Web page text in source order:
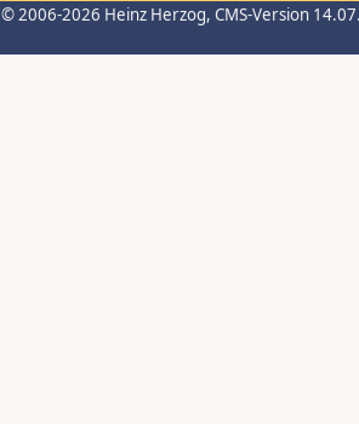
© 2006-2026 Heinz Herzog, CMS-Version